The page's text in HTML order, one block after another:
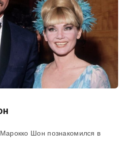
Шон познакомился в